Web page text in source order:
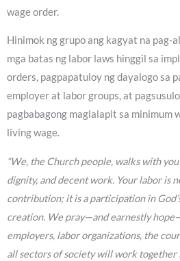
wage order.
Hinimok ng grupo ang kagyat na pag-
mga batas ng labor laws hinggil sa
orders, pagpapatuloy ng dayalogo sa
employer at labor groups, at
pagbabagong maglalapit sa minimum
living wage.
“We, the Church people, walks with
dignity, and decent work. Your labor is
contribution; it is a participation in
creation. We pray—and earnestly
employers, labor organizations, the
all sectors of society will work together